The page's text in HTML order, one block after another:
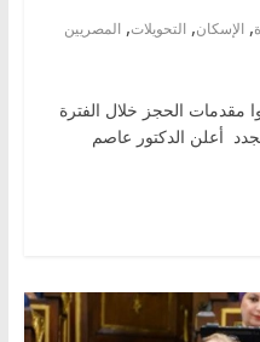
, الإسكان, التحويلات, المصريين
مقدمات الحجز خلال الفترة
أعلن الدكتور عاصم